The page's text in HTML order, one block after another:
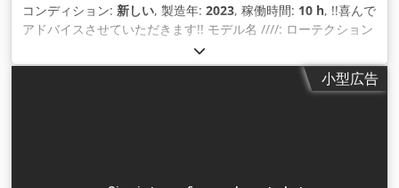
コンディション: 新しい, 製造年: 2023, 稼働時間: 10 h, !!喜んで
アドバイスさせていただきます!! モデル名 ////: ローテクション
カートナー 特徴 ////: ダブルサーボフィードコントロール、ホ
ットメルトステーション、安全ハウジング、安全技術付き 生産
方向 ////: 水平 コンベアシステム ////: ファンコンベアベルト 段
小型広告